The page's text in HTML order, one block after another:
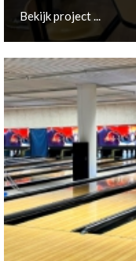
Bekijk project ...
Langen, DE